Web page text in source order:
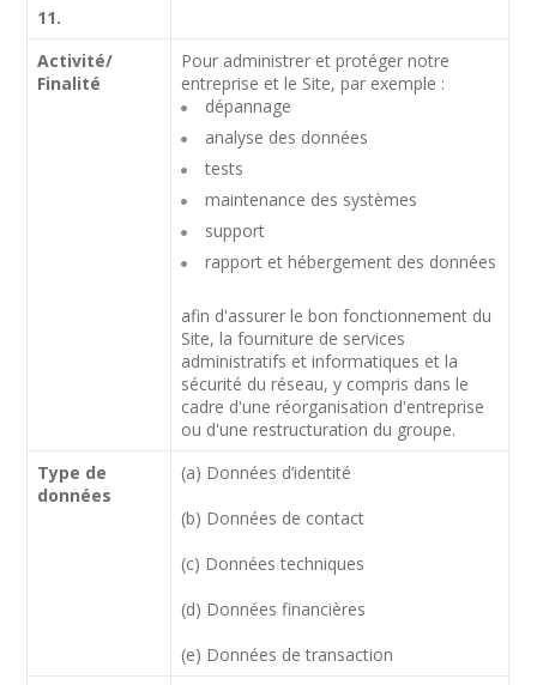
11.
Activité/
Finalité
Pour administrer et protéger notre
entreprise et le Site, par exemple :
dépannage
analyse des données
tests
maintenance des systèmes
support
rapport et hébergement des données
afin d'assurer le bon fonctionnement du
Site, la fourniture de services
administratifs et informatiques et la
sécurité du réseau, y compris dans le
cadre d'une réorganisation d'entreprise
ou d'une restructuration du groupe.
Type de
données
(a) Données d’identité
(b) Données de contact
(c) Données techniques
(d) Données financières
(e) Données de transaction